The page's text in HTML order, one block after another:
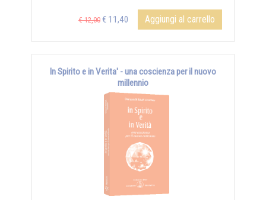
€ 12,00 € 11,40 Aggiungi al carrello
In Spirito e in Verita' - una coscienza per il nuovo
millennio